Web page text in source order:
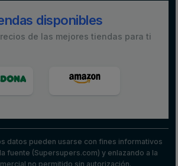
disponibles
de las mejores tiendas para ti
datos pueden usarse con fines informativos
fuente (Supersupers.com) y enlazando a la
no permitido sin autorización.